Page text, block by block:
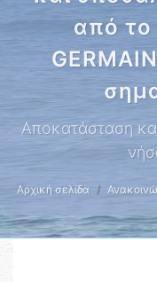
από το
Αποκατάσταση
Αρχική σελίδα